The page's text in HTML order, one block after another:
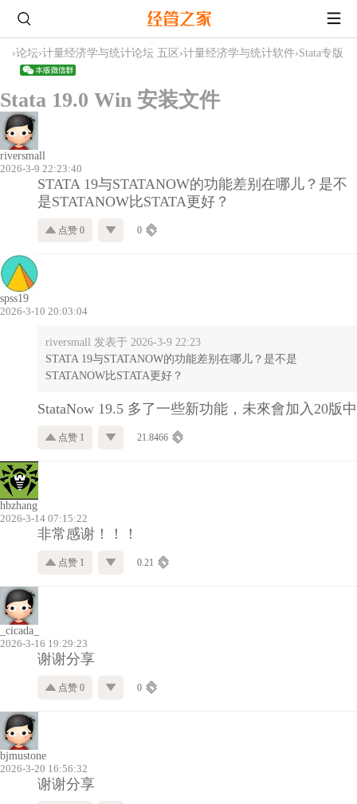
›论坛›计量经济学与统计论坛 五区 ›计量经济学与统计软件›Stata专版
Stata 19.0 Win 安装文件
riversmall
2026-3-9 22:23:40
STATA 19与STATANOW的功能差别在哪儿？是不
是STATANOW比STATA更好？
点赞 0 0
spss19
2026-3-10 20:03:04
riversmall 发表于 2026-3-9 22:23
STATA 19与STATANOW的功能差别在哪儿？是不是
STATANOW比STATA更好？
StataNow 19.5 多了一些新功能，未來會加入20版中
点赞 1 21.8466
hbzhang
2026-3-14 07:15:22
非常感谢！！！
点赞 1 0.21
_cicada_
2026-3-16 19:29:23
谢谢分享
点赞 0 0
bjmustone
2026-3-20 16:56:32
谢谢分享